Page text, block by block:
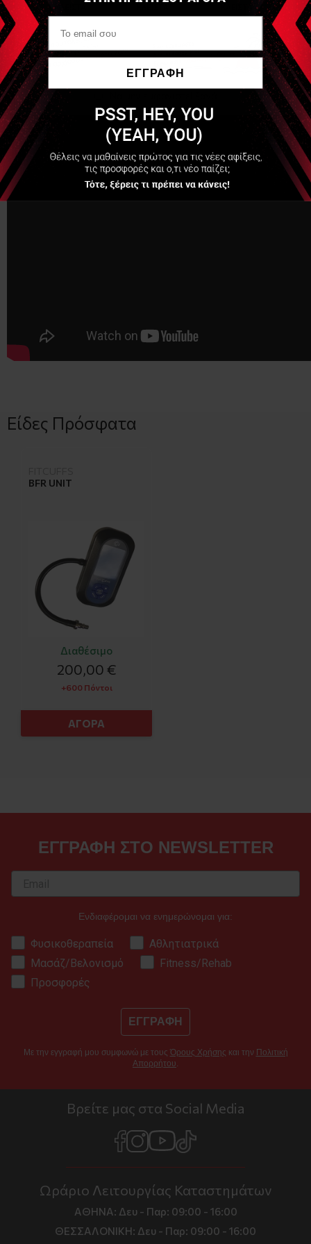
Είδες Πρόσφατα
BFR UNIT
Διαθέσιμο
200,00 €
+600 Πόντοι
ΑΓΟΡΑ
ΕΓΓΡΑΦΗ ΣΤΟ NEWSLETTER
Ενδιαφέρομαι να ενημερώνομαι για:
Φυσικοθεραπεία
Αθλητιατρικά
Μασάζ/Βελονισμό
Fitness/Rehab
Προσφορές
ΕΓΓΡΑΦΗ
Με την εγγραφή μου συμφωνώ με τους Όρους Χρήσης και την Πολιτική
Απορρήτου.
Βρείτε μας στα Social Media
Ωράριο Λειτουργίας Καταστημάτων
ΑΘΗΝΑ: Δευ - Παρ: 09:00 - 16:00
ΘΕΣΣΑΛΟΝΙΚΗ: Δευ - Παρ: 09:00 - 16:00
ΕΓΓΡΑΦΗ